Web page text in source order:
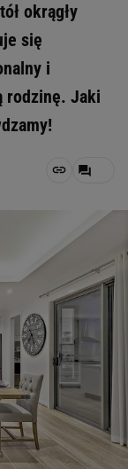
okrągły
się
i
rodzinę. Jaki